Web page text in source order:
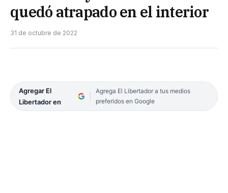
quedó atrapado en el interior
31 de octubre de 2022
Agregar El
Libertador en
Agrega El Libertador a tus medios
preferidos en Google